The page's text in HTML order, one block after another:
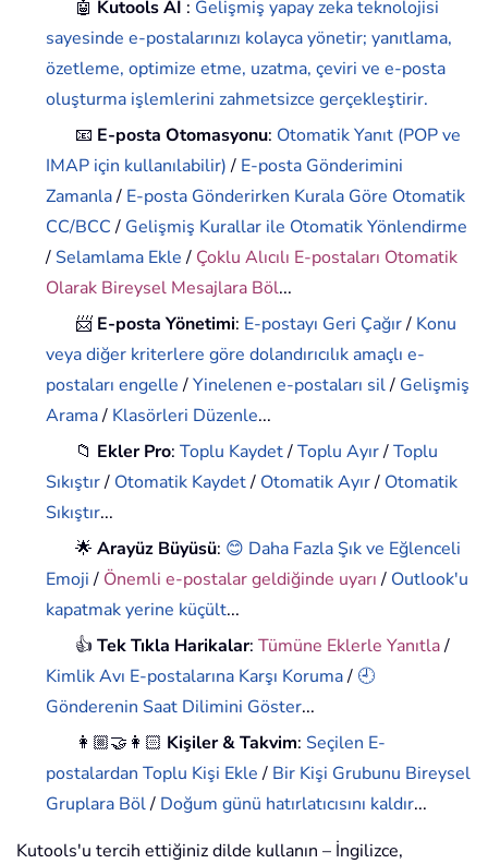
🤖 Kutools AI : Gelişmiş yapay zeka teknolojisi
sayesinde e-postalarınızı kolayca yönetir; yanıtlama,
özetleme, optimize etme, uzatma, çeviri ve e-posta
oluşturma işlemlerini zahmetsizce gerçekleştirir.
📧 E-posta Otomasyonu: Otomatik Yanıt (POP ve
IMAP için kullanılabilir)/ E-posta Gönderimini
Zamanla/ E-posta Gönderirken Kurala Göre Otomatik
CC/BCC/ Gelişmiş Kurallar ile Otomatik Yönlendirme
/ Selamlama Ekle/ Çoklu Alıcılı E-postaları Otomatik
Olarak Bireysel Mesajlara Böl...
📨 E-posta Yönetimi: E-postayı Geri Çağır/ Konu
veya diğer kriterlere göre dolandırıcılık amaçlı e-
postaları engelle/Yinelenen e-postaları sil/ Gelişmiş
Arama/ Klasörleri Düzenle...
📁 Ekler Pro:Toplu Kaydet/Toplu Ayır/Toplu
Sıkıştır/ Otomatik Kaydet/ Otomatik Ayır/ Otomatik
Sıkıştır...
🌟Arayüz Büyüsü: 😊 Daha Fazla Şık ve Eğlenceli
Emoji/ Önemli e-postalar geldiğinde uyarı/ Outlook'u
kapatmak yerine küçült...
👍Tek Tıkla Harikalar:Tümüne Eklerle Yanıtla/
Kimlik Avı E-postalarına Karşı Koruma/ 🕘
Gönderenin Saat Dilimini Göster...
👩🏼‍🤝‍👩🏻 Kişiler & Takvim: Seçilen E-
postalardan Toplu Kişi Ekle/ Bir Kişi Grubunu Bireysel
Gruplara Böl/ Doğum günü hatırlatıcısını kaldır...
Kutools'u tercih ettiğiniz dilde kullanın – İngilizce,